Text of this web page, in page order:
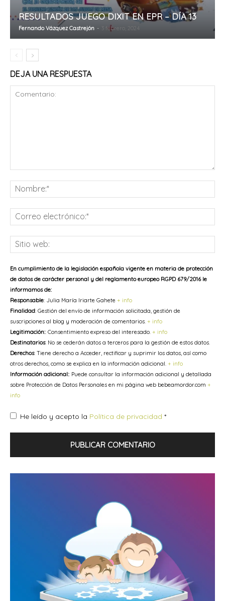
RESULTADOS JUEGO DIXIT EN EPR – DÍA 13
Fernando Vázquez Castrejón - 3 febrero, 2024
DEJA UNA RESPUESTA
En cumplimiento de la legislación española vigente en materia de protección
de datos de carácter personal y del reglamento europeo RGPD 679/2016 le
informamos de:
Responsable: Julia María Iriarte Gahete + info
Finalidad: Gestión del envío de información solicitada, gestión de
suscripciones al blog y moderación de comentarios. + info
Legitimación:: Consentimiento expreso del interesado. + info
Destinatarios: No se cederán datos a terceros para la gestión de estos datos.
Derechos: Tiene derecho a Acceder, rectificar y suprimir los datos, así como
otros derechos, como se explica en la información adicional. + info
Información adicional:: Puede consultar la información adicional y detallada
sobre Protección de Datos Personales en mi página web bebeamordor.com +
info
He leído y acepto la Política de privacidad *